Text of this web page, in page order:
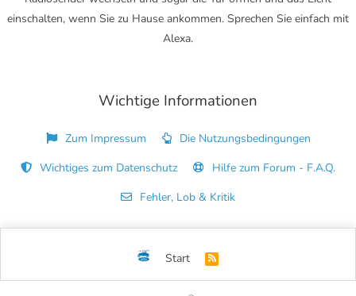
einschalten, wenn Sie zu Hause ankommen. Sprechen Sie einfach mit
Alexa.
Wichtige Informationen
Zum Impressum
Die Nutzungsbedingungen
Wichtiges zum Datenschutz
Hilfe zum Forum - F.A.Q.
Fehler, Lob & Kritik
Start
R
S